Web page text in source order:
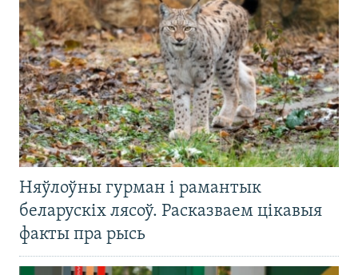
Няўлоўны гурман і рамантык
беларускіх лясоў. Расказваем цікавыя
факты пра рысь